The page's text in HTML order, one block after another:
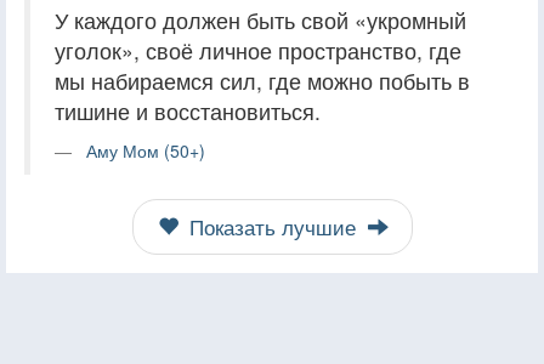
У каждого должен быть свой «укромный
уголок», своё личное пространство, где
мы набираемся сил, где можно побыть в
тишине и восстановиться.
Аму Мом (50+)
Показать лучшие